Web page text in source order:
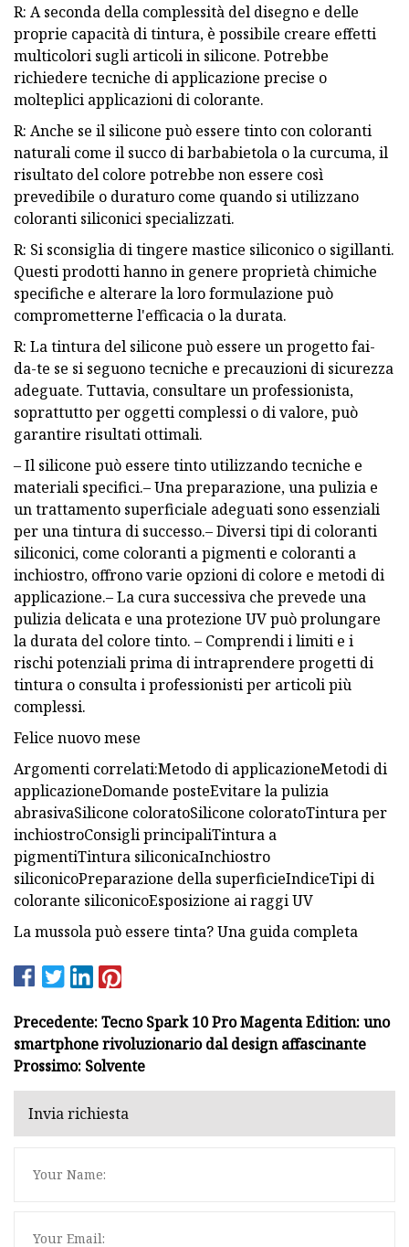
R: A seconda della complessità del disegno e delle
proprie capacità di tintura, è possibile creare effetti
multicolori sugli articoli in silicone. Potrebbe
richiedere tecniche di applicazione precise o
molteplici applicazioni di colorante.
R: Anche se il silicone può essere tinto con coloranti
naturali come il succo di barbabietola o la curcuma, il
risultato del colore potrebbe non essere così
prevedibile o duraturo come quando si utilizzano
coloranti siliconici specializzati.
R: Si sconsiglia di tingere mastice siliconico o sigillanti.
Questi prodotti hanno in genere proprietà chimiche
specifiche e alterare la loro formulazione può
comprometterne l'efficacia o la durata.
R: La tintura del silicone può essere un progetto fai-
da-te se si seguono tecniche e precauzioni di sicurezza
adeguate. Tuttavia, consultare un professionista,
soprattutto per oggetti complessi o di valore, può
garantire risultati ottimali.
– Il silicone può essere tinto utilizzando tecniche e
materiali specifici.– Una preparazione, una pulizia e
un trattamento superficiale adeguati sono essenziali
per una tintura di successo.– Diversi tipi di coloranti
siliconici, come coloranti a pigmenti e coloranti a
inchiostro, offrono varie opzioni di colore e metodi di
applicazione.– La cura successiva che prevede una
pulizia delicata e una protezione UV può prolungare
la durata del colore tinto. – Comprendi i limiti e i
rischi potenziali prima di intraprendere progetti di
tintura o consulta i professionisti per articoli più
complessi.
Felice nuovo mese
Argomenti correlati:Metodo di applicazioneMetodi di
applicazioneDomande posteEvitare la pulizia
abrasivaSilicone coloratoSilicone coloratoTintura per
inchiostroConsigli principaliTintura a
pigmentiTintura siliconicaInchiostro
siliconicoPreparazione della superficieIndiceTipi di
colorante siliconicoEsposizione ai raggi UV
La mussola può essere tinta? Una guida completa
Precedente: Tecno Spark 10 Pro Magenta Edition: uno
smartphone rivoluzionario dal design affascinante
Prossimo: Solvente
Invia richiesta